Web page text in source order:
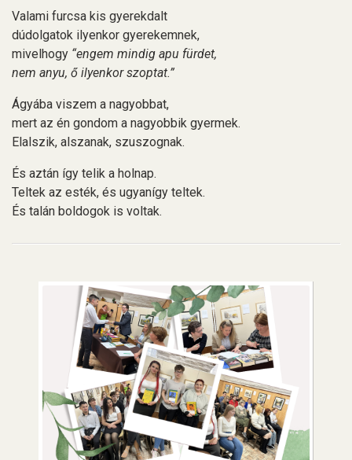
Valami furcsa kis gyerekdalt
dúdolgatok ilyenkor gyerekemnek,
mivelhogy “engem mindig apu fürdet,
nem anyu, ő ilyenkor szoptat.”
Ágyába viszem a nagyobbat,
mert az én gondom a nagyobbik gyermek.
Elalszik, alszanak, szuszognak.
És aztán így telik a holnap.
Teltek az esték, és ugyanígy teltek.
És talán boldogok is voltak.